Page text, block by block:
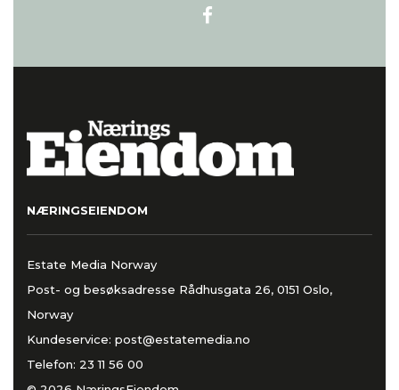
NÆRINGSEIENDOM
Estate Media Norway
Post- og besøksadresse Rådhusgata 26, 0151 Oslo,
Norway
Kundeservice: post@estatemedia.no
Telefon: 23 11 56 00